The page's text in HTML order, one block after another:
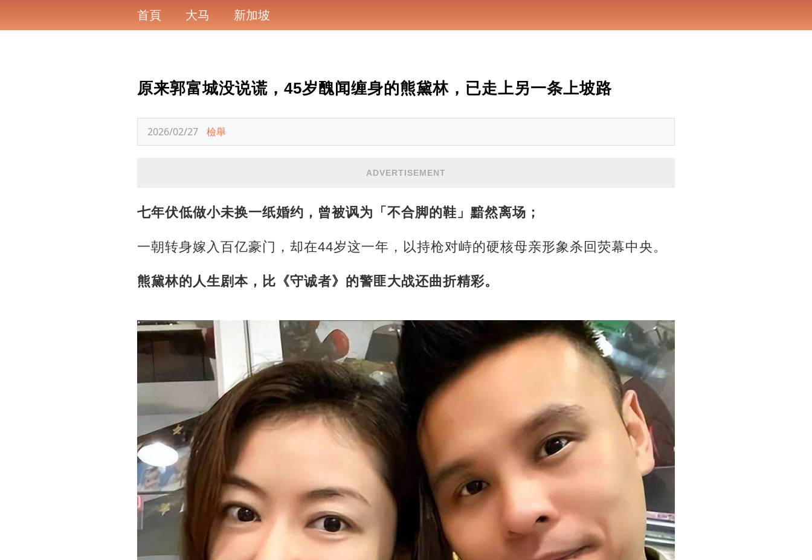
首頁 大马 新加坡
原来郭富城没说谎，45岁醜闻缠身的熊黛林，已走上另一条上坡路
2026/02/27 檢舉
ADVERTISEMENT
七年伏低做小未换一纸婚约，曾被讽为「不合脚的鞋」黯然离场；
一朝转身嫁入百亿豪门，却在44岁这一年，以持枪对峙的硬核母亲形象杀回荧幕中央。
熊黛林的人生剧本，比《守诚者》的警匪大战还曲折精彩。